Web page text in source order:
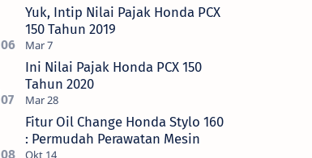
Yuk, Intip Nilai Pajak Honda PCX
150 Tahun 2019
Ini Nilai Pajak Honda PCX 150
Tahun 2020
Fitur Oil Change Honda Stylo 160
: Permudah Perawatan Mesin